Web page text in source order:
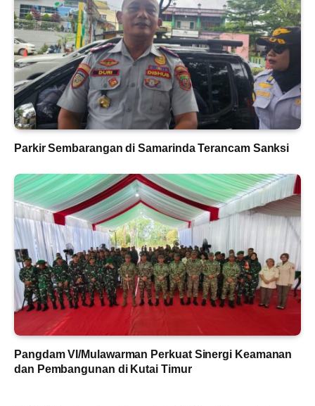
Parkir Sembarangan di Samarinda Terancam Sanksi
Pangdam VI/Mulawarman Perkuat Sinergi Keamanan
dan Pembangunan di Kutai Timur